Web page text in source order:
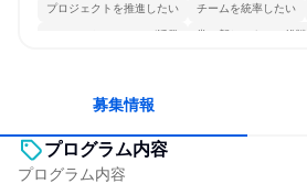
プロジェクトを推進したい チームを統率したい
コミュニケーションが活発 常に新しいものに挑戦
募集情報
プログラム内容
プログラム内容